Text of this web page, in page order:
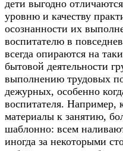
дети выгодно
уровню и качеству
осознанности их
воспитателю в
всегда опираются на
бытовой деятельности
выполнению трудовых
дежурных, особенно
воспитателя. Например,
материалы к занятию,
шаблонно: всем
иногда за некоторыми